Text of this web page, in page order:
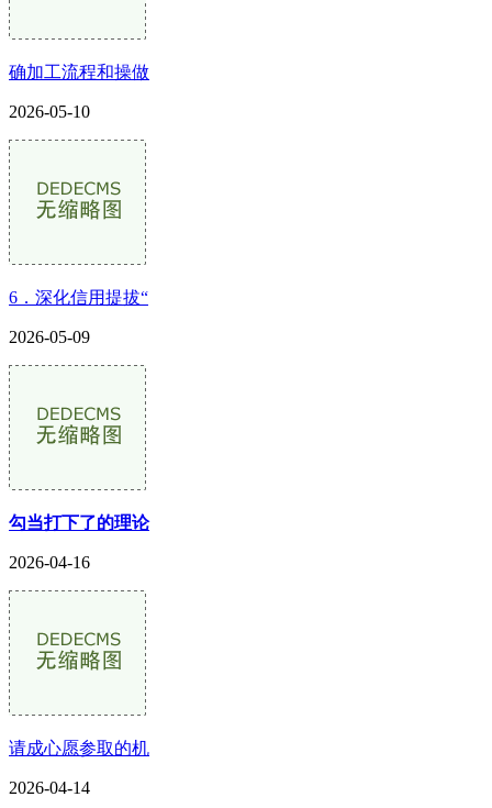
确加工流程和操做
2026-05-10
6．深化信用提拔“
2026-05-09
勾当打下了的理论
2026-04-16
请成心愿参取的机
2026-04-14